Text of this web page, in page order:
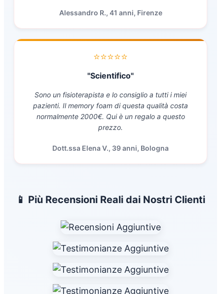
Alessandro R., 41 anni, Firenze
⭐⭐⭐⭐⭐
"Scientifico"
Sono un fisioterapista e lo consiglio a tutti i miei
pazienti. Il memory foam di questa qualità costa
normalmente 2000€. Qui è un regalo a questo
prezzo.
Dott.ssa Elena V., 39 anni, Bologna
📱 Più Recensioni Reali dai Nostri Clienti